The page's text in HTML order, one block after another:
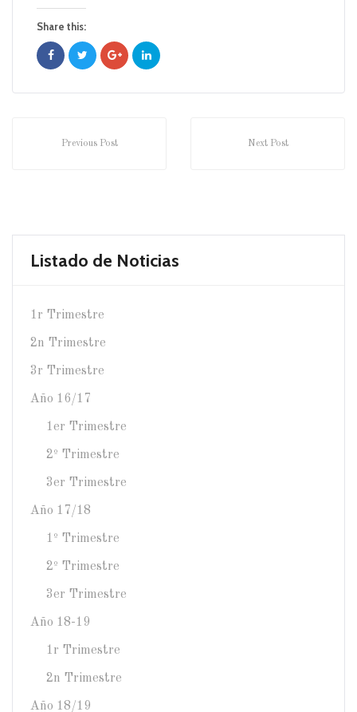
Share this:
Previous Post Next Post
Listado de Noticias
1r Trimestre
2n Trimestre
3r Trimestre
Año 16/17
1er Trimestre
2º Trimestre
3er Trimestre
Año 17/18
1º Trimestre
2º Trimestre
3er Trimestre
Año 18-19
1r Trimestre
2n Trimestre
Año 18/19